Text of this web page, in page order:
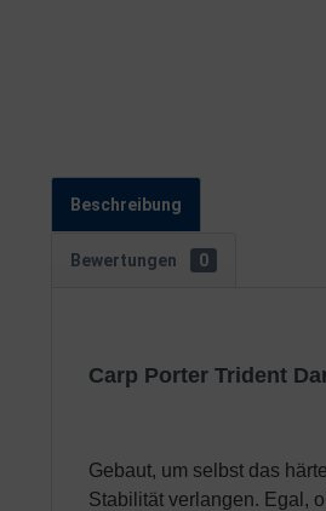
Beschreibung
Bewertungen 0
Carp Porter Trident
Gebaut, um selbst das
Stabilität verlangen. Egal,